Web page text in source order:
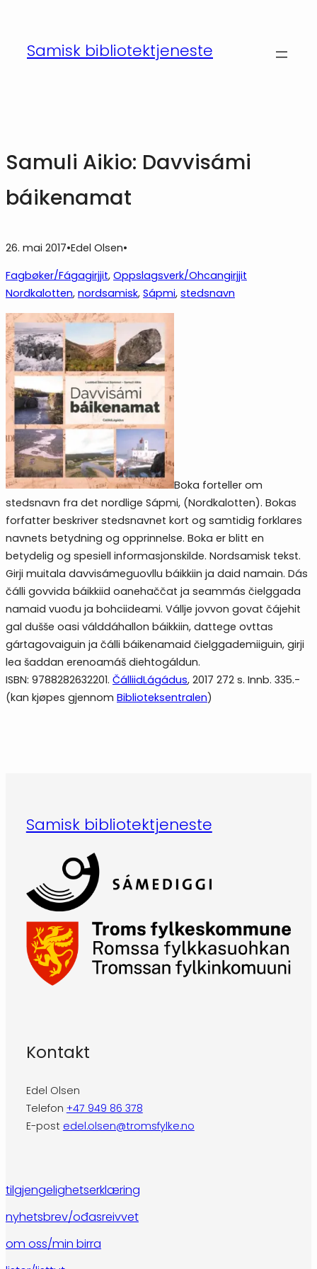
innholdSamisk bibliotektjeneste
Samuli Aikio: Davvisámi
báikenamat
26. mai 2017•Edel Olsen•
Fagbøker/Fágagirjjit, Oppslagsverk/Ohcangirjjit
Nordkalotten, nordsamisk, Sápmi, stedsnavn
Boka forteller om
stedsnavn fra det nordlige Sápmi, (Nordkalotten). Bokas
forfatter beskriver stedsnavnet kort og samtidig forklares
navnets betydning og opprinnelse. Boka er blitt en
betydelig og spesiell informasjonskilde. Nordsamisk tekst.
Girji muitala davvisámeguovllu báikkiin ja daid namain. Dás
čálli govvida báikkiid oanehaččat ja seammás čielggada
namaid vuođu ja bohciideami. Vállje­ jovvon govat čájehit
gal dušše oasi válddáhallon báikkiin, dattege ovttas
gártagovaiguin ja čálli báikenamaid čielggademiiguin, girji
lea šaddan erenoamáš diehtogáldun.
ISBN: 9788282632201. ČálliidLágádus, 2017 272 s. Innb. 335.-
(kan kjøpes gjennom Biblioteksentralen)
Samisk bibliotektjeneste
Kontakt
Edel Olsen
Telefon +47 949 86 378
E-post edel.olsen@tromsfylke.no
tilgjengelighetserklæring
nyhetsbrev/ođasreivvet
om oss/min birra